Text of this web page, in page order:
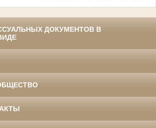
ДОКУМЕНТОВ В